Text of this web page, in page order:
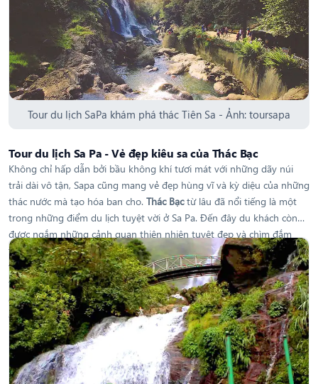
Tour du lịch SaPa khám phá thác Tiên Sa - Ảnh: toursapa
Tour du lịch Sa Pa - Vẻ đẹp kiêu sa của Thác Bạc
Không chỉ hấp dẫn bởi bầu không khí tươi mát với những dãy núi
trải dài vô tận, Sapa cũng mang vẻ đẹp hùng vĩ và kỳ diệu của những
thác nước mà tạo hóa ban cho. Thác Bạctừ lâu đã nổi tiếng là một
trong những điểm du lịch tuyệt vời ở Sa Pa. Đến đây du khách còn
được ngắm những cảnh quan thiên nhiên tuyệt đẹp và chìm đắm
trong thiên nhiên hùng vĩ trên đường đi như: những cánh rừng
thông, các khu vườn su su trải rộng trên sườn đồi, những cánh đồng
tươi tốt quanh năm... Sẽ làm cho du khách quên đi cảm giác mệt vì
đoạn đường dài. Khám phá Thác Bạc chắc chắn là một trong những
điều khó quên nhất trong chuyến đitour du lịch Sa Pa